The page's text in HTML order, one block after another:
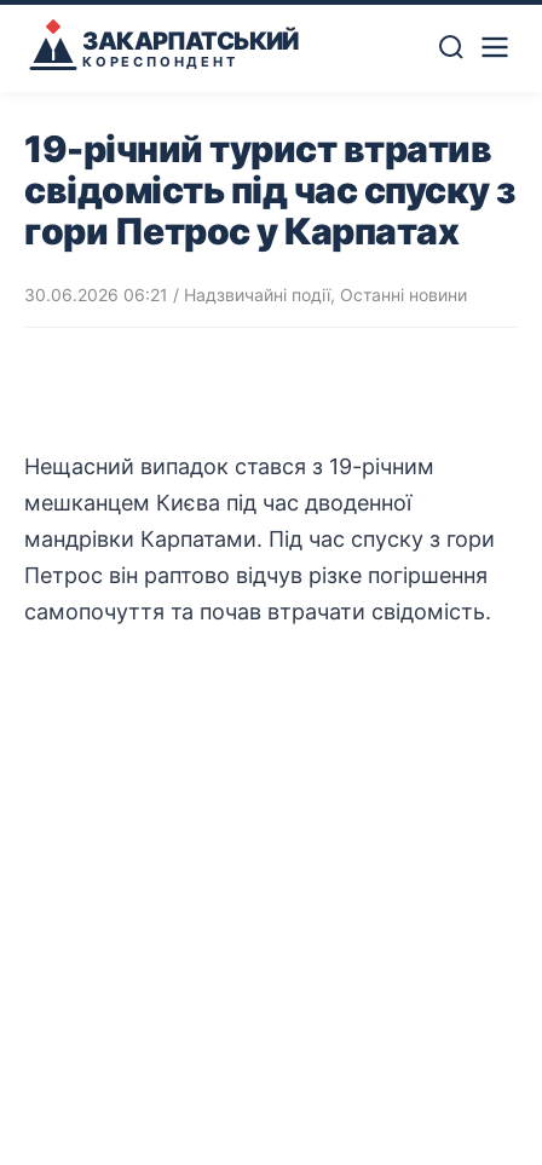
ЗАКАРПАТСЬКИЙ
КОРЕСПОНДЕНТ
19-річний турист втратив
свідомість під час спуску з
гори Петрос у Карпатах
30.06.2026 06:21 / Надзвичайні події, Останні новини
Нещасний випадок стався з 19-річним
мешканцем Києва під час дводенної
мандрівки Карпатами. Під час спуску з гори
Петрос він раптово відчув різке погіршення
самопочуття та почав втрачати свідомість.